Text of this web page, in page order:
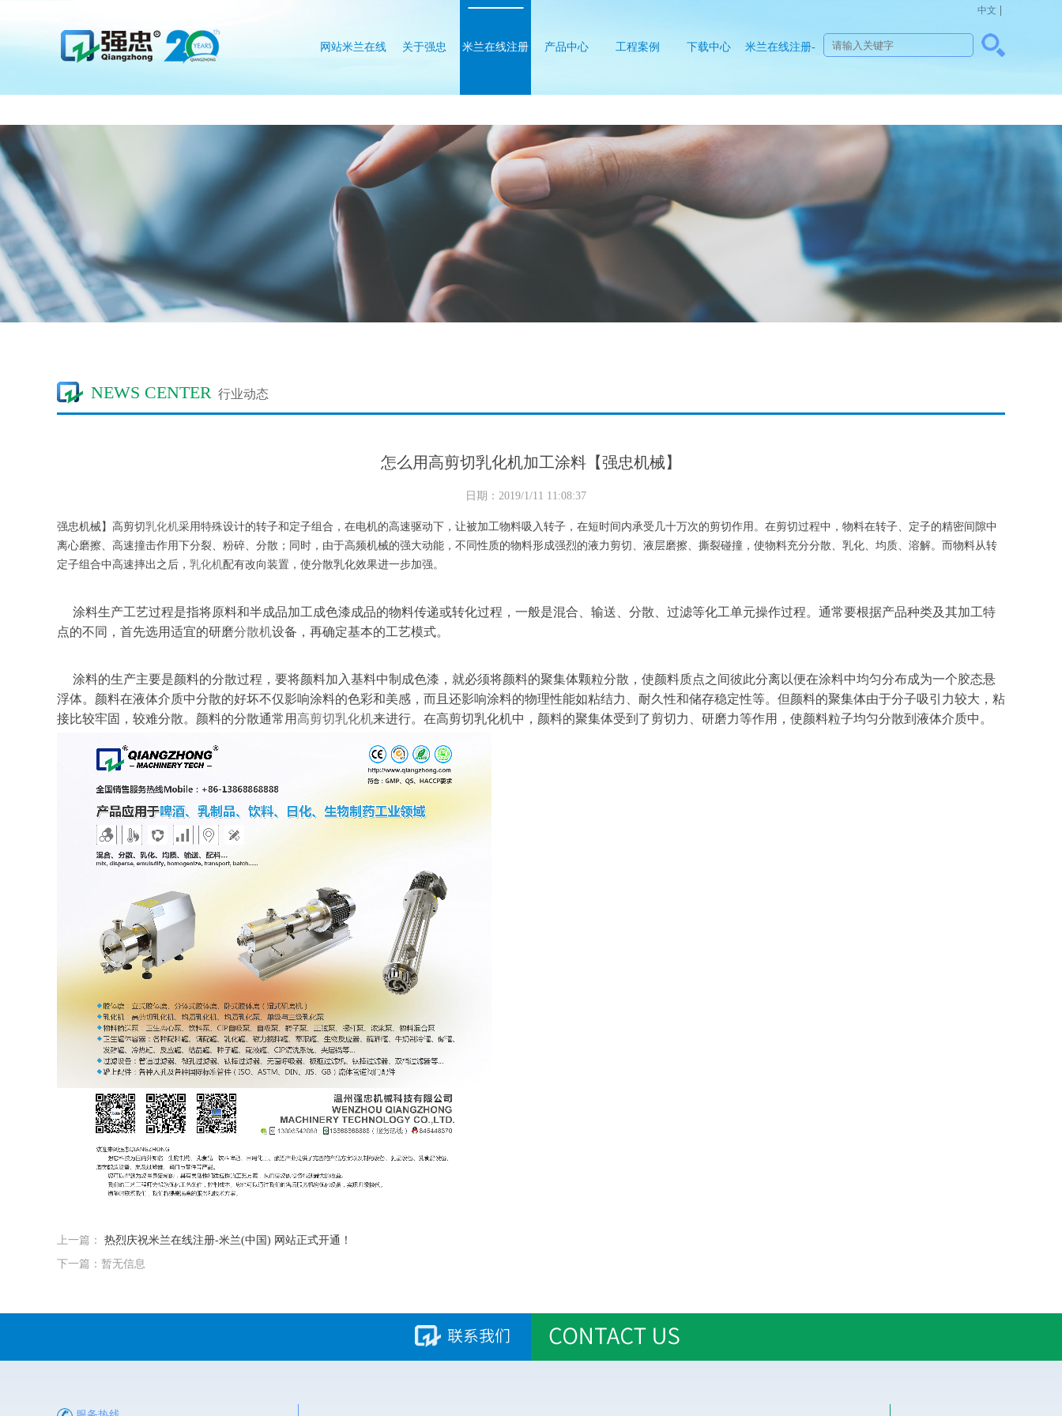
中文
网站米兰在线
注册
关于强忠 米兰在线注册 产品中心 工程案例 下载中心 米兰在线注册-
NEWS CENTER 行业动态
怎么用高剪切乳化机加工涂料【强忠机械】
日期：2019/1/11 11:08:37
强忠机械】 高剪切乳化机采用特殊设计的转子和定子组合，在电机的高速驱动下，让被加工物料吸入转子，在短时间内承受几十万次的剪切作用。在剪切过程中，物料在转子、定子的精密间隙中
离心磨擦、高速撞击作用下分裂、粉碎、分散；同时，由于高频机械的强大动能，不同性质的物料形成强烈的液力剪切、液层磨擦、撕裂碰撞，使物料充分分散、乳化、均质、溶解。而物料从转
定子组合中高速摔出之后， 乳化机配有改向装置，使分散乳化效果进一步加强。
涂料生产工艺过程是指将原料和半成品加工成色漆成品的物料传递或转化过程，一般是混合、输送、分散、过滤等化工单元操作过程。通常要根据产品种类及其加工特
点的不同，首先选用适宜的研磨分散机设备，再确定基本的工艺模式。
涂料的生产主要是颜料的分散过程，要将颜料加入基料中制成色漆，就必须将颜料的聚集体颗粒分散，使颜料质点之间彼此分离以便在涂料中均匀分布成为一个胶态悬
浮体。颜料在液体介质中分散的好坏不仅影响涂料的色彩和美感，而且还影响涂料的物理性能如粘结力、耐久性和储存稳定性等。但颜料的聚集体由于分子吸引力较大，粘
接比较牢固，较难分散。颜料的分散通常用高剪切乳化机来进行。在高剪切乳化机中，颜料的聚集体受到了剪切力、研磨力等作用，使颜料粒子均匀分散到液体介质中。
上一篇： 热烈庆祝米兰在线注册-米兰(中国) 网站正式开通！
下一篇：暂无信息